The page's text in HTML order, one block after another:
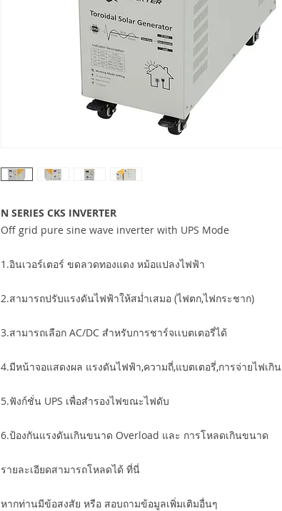
N SERIES CKS INVERTER
Off grid pure sine wave inverter with UPS Mode
1.อินเวอร์เตอร์ ขดลวดทองแดง หม้อแปลงไฟฟ้า
2.สามารถปรับแรงดันไฟฟ้าให้สม่ำเสมอ (ไฟตก,ไฟกระชาก)
3.สามารถเลือก AC/DC สำหรับการชาร์จเเบตเตอรี่ได้
4.มีหน้าจอแสดงผล แรงดันไฟฟ้า,ความถี่,แบตเตอรี่,การจ่ายไฟเกิน
5.ฟังก์ชั่น UPS เพื่อสำรองไฟขณะไฟดับ
6.ป้องกันแรงดันเกินขนาด Overload และ การโหลดเกินขนาด
รายละเอียดสามารถโหลดได้ ที่นี่
หากท่านมีข้อสงสัย หรือ สอบถามข้อมูลเพิ่มเติมอื่นๆ